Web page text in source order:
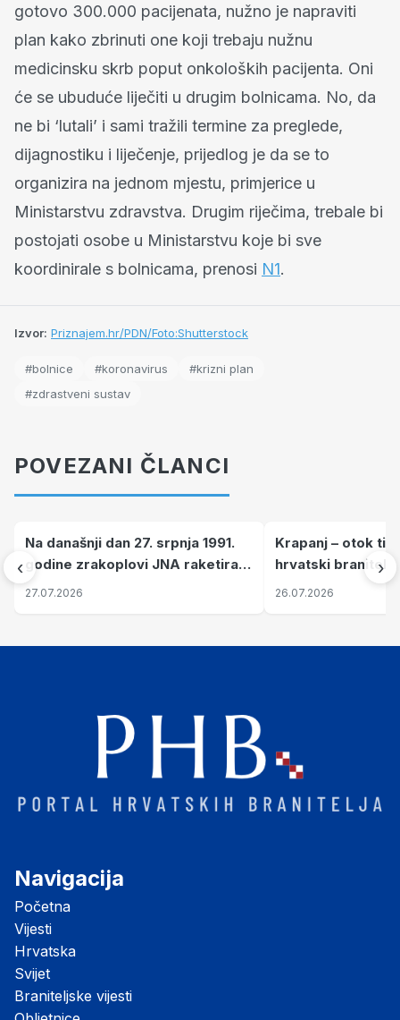
gotovo 300.000 pacijenata, nužno je napraviti
plan kako zbrinuti one koji trebaju nužnu
medicinsku skrb poput onkoloških pacijenta. Oni
će se ubuduće liječiti u drugim bolnicama. No, da
ne bi ‘lutali’ i sami tražili termine za preglede,
dijagnostiku i liječenje, prijedlog je da se to
organizira na jednom mjestu, primjerice u
Ministarstvu zdravstva. Drugim riječima, trebale bi
postojati osobe u Ministarstvu koje bi sve
koordinirale s bolnicama, prenosi N1.
Izvor: Priznajem.hr/PDN/Foto:Shutterstock
#bolnice #koronavirus
#krizni plan
#zdrastveni sustav
POVEZANI ČLANCI
‹
Na današnji dan 27. srpnja 1991.
godine zrakoplovi JNA raketirali
su vojarnu i obučni centar "Nikola
27.07.2026
Krapanj – otok
hrvatski branitelji
pronalaze mir
26.07.2026
›
Navigacija
Početna
Vijesti
Hrvatska
Svijet
Braniteljske vijesti